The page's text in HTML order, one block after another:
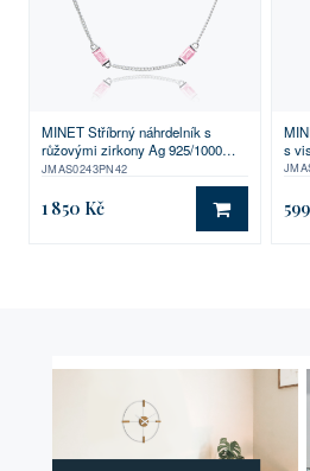
MINET Stříbrný náhrdelník s
růžovými zirkony Ag 925/1000
10,75g
JMAS0243PN42
1 850 Kč DO
s